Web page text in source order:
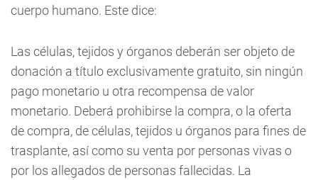
cuerpo humano. Este dice:
Las células, tejidos y órganos deberán ser objeto de
donación a título exclusivamente gratuito, sin ningún
pago monetario u otra recompensa de valor
monetario. Deberá prohibirse la compra, o la oferta
de compra, de células, tejidos u órganos para fines de
trasplante, así como su venta por personas vivas o
por los allegados de personas fallecidas. La